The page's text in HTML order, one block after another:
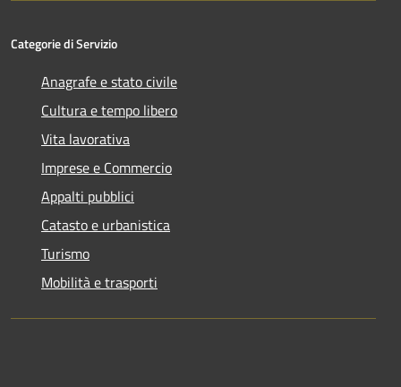
Categorie di Servizio
Anagrafe e stato civile
Cultura e tempo libero
Vita lavorativa
Imprese e Commercio
Appalti pubblici
Catasto e urbanistica
Turismo
Mobilità e trasporti